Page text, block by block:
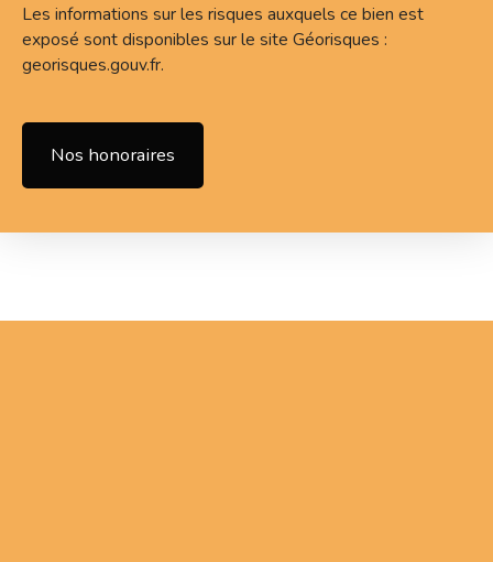
Les informations sur les risques auxquels ce bien est
exposé sont disponibles sur le site Géorisques :
georisques.gouv.fr.
Nos honoraires